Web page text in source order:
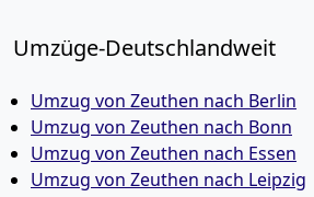
Umzüge-Deutschlandweit
Umzug von Zeuthen nach Berlin
Umzug von Zeuthen nach Bonn
Umzug von Zeuthen nach Essen
Umzug von Zeuthen nach Leipzig